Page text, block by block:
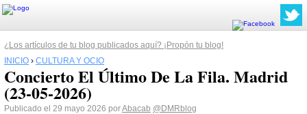
¿Los artículos de tu blog publicados aquí? ¡Propón tu blog!
INICIO › CULTURA Y OCIO
Concierto El Último De La Fila. Madrid
(23-05-2026)
Publicado el 29 mayo 2026 porAbacab @DMRblog